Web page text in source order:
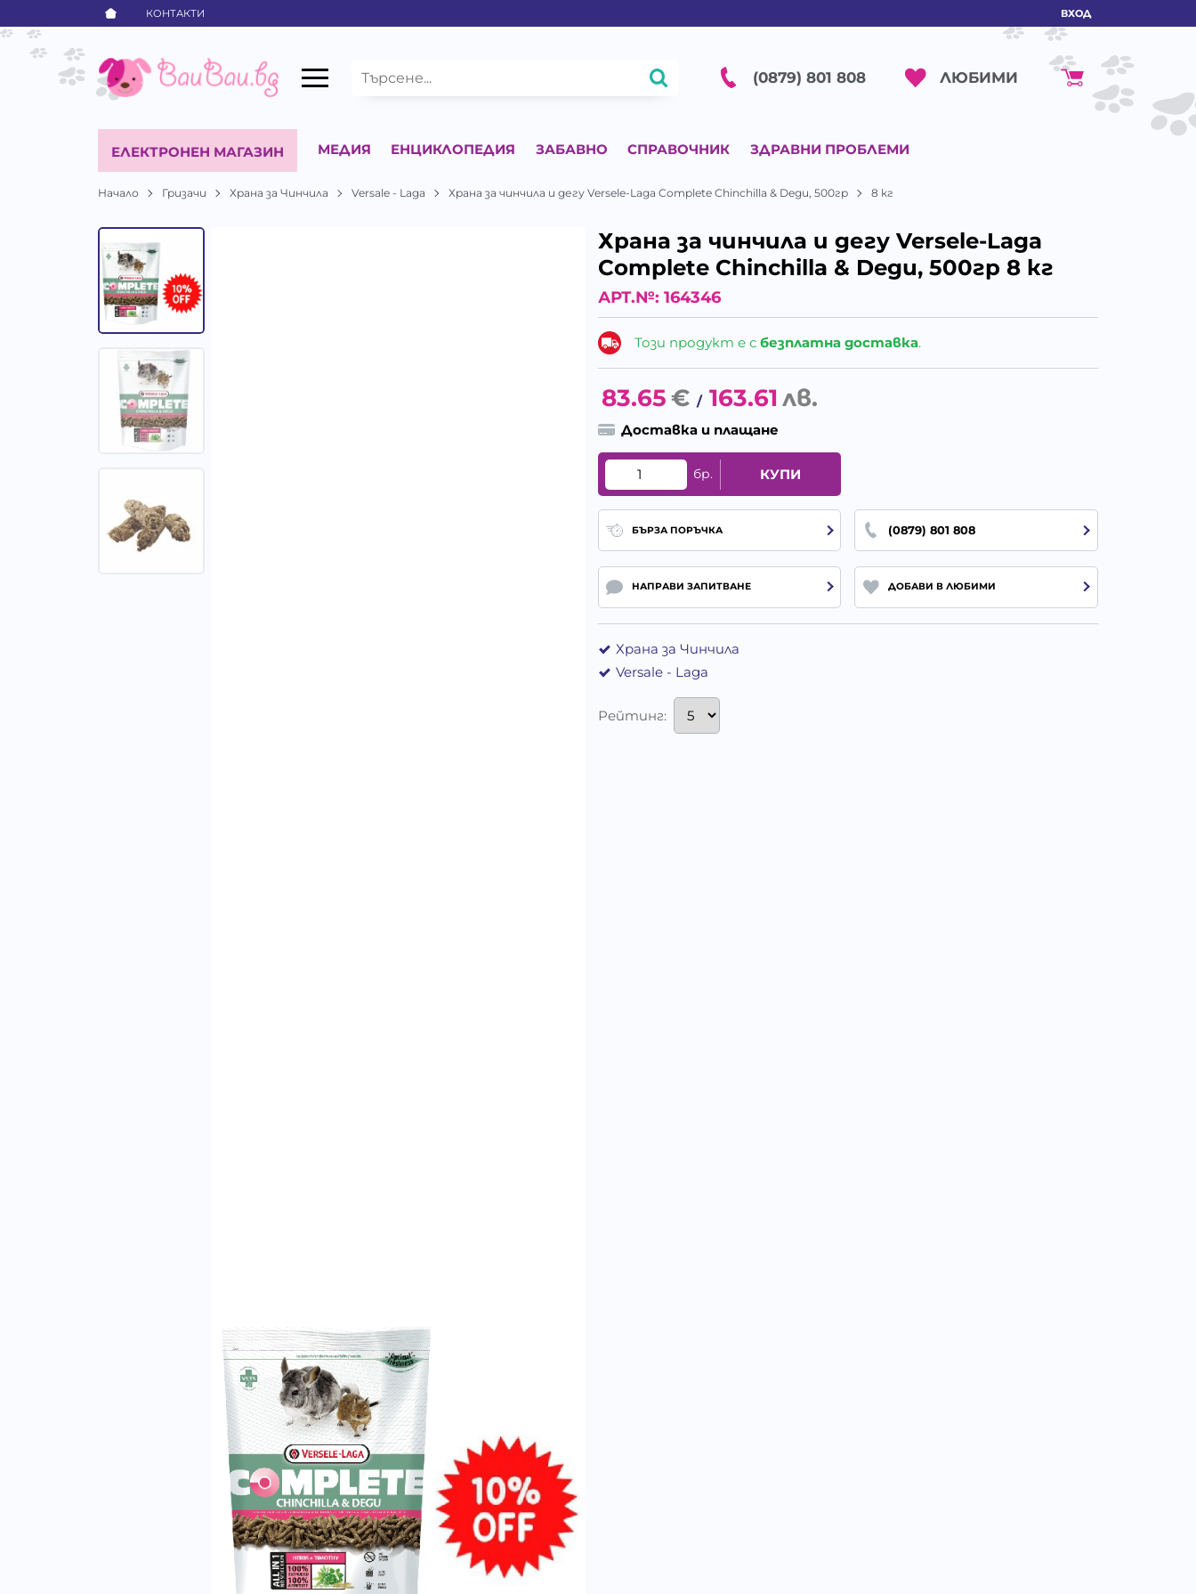
КОНТАКТИ ВХОД
(0879) 801 808 ЛЮБИМИ
ЕЛЕКТРОНЕН МАГАЗИН МЕДИЯ ЕНЦИКЛОПЕДИЯ ЗАБАВНО СПРАВОЧНИК ЗДРАВНИ ПРОБЛЕМИ
Начало Гризачи Храна за Чинчила Versale - Laga Храна за чинчила и дегу Versele-Laga Complete Chinchilla & Degu, 500гр 8 кг
Храна за чинчила и дегу Versele-Laga
Complete Chinchilla & Degu, 500гр 8 кг
АРТ.№: 164346
Този продукт е сбезплатна доставка.
83.65€ / 163.61лв.
Доставка и плащане
бр. КУПИ
БЪРЗА ПОРЪЧКА (0879) 801 808
НАПРАВИ ЗАПИТВАНЕ ДОБАВИ В ЛЮБИМИ
Храна за Чинчила
Versale - Laga
Рейтинг: